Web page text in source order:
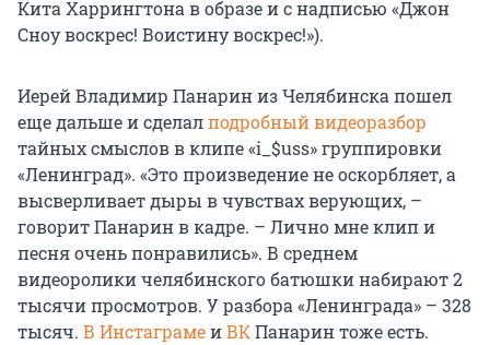
Кита Харрингтона в образе и с надписью «Джон
Сноу воскрес! Воистину воскрес!»).
Иерей Владимир Панарин из Челябинска пошел
еще дальше и сделалподробный видеоразбор
тайных смыслов в клипе «i_$uss» группировки
«Ленинград». «Это произведение не оскорбляет, а
высверливает дыры в чувствах верующих, –
говорит Панарин в кадре. – Лично мне клип и
песня очень понравились». В среднем
видеоролики челябинского батюшки набирают 2
тысячи просмотров. У разбора «Ленинграда» – 328
тысяч. В ИнстаграмеиВКПанарин тоже есть.